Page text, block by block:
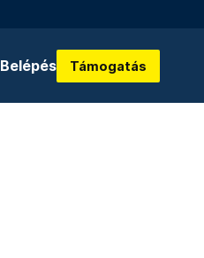
Belépés Támogatás